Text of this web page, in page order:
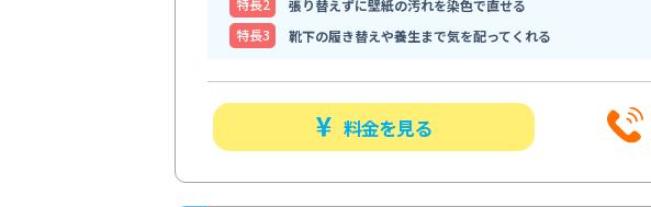
特⻑2
張り替えずに壁紙の汚れを染色で直せる
特⻑3
靴下の履き替えや養生まで気を配ってくれる
料金を見る